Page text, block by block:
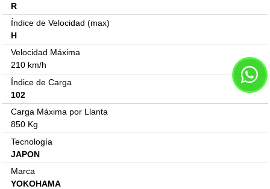
R
Índice de Velocidad (max)
H
Velocidad Máxima
210 km/h
Índice de Carga
102
Carga Máxima por Llanta
850 Kg
Tecnología
JAPON
Marca
YOKOHAMA